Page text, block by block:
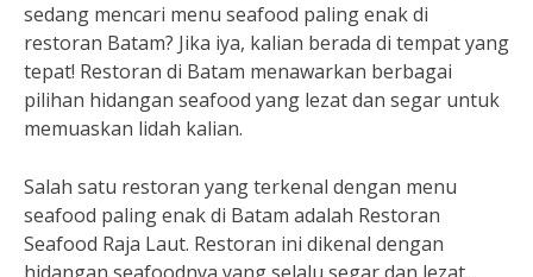
sedang mencari menu seafood paling enak di
restoran Batam? Jika iya, kalian berada di tempat yang
tepat! Restoran di Batam menawarkan berbagai
pilihan hidangan seafood yang lezat dan segar untuk
memuaskan lidah kalian.
Salah satu restoran yang terkenal dengan menu
seafood paling enak di Batam adalah Restoran
Seafood Raja Laut. Restoran ini dikenal dengan